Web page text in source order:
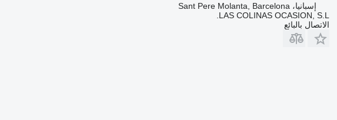
إسبانيا، Sant Pere Molanta, Barcelona
LAS COLINAS OCASION, S.L.
الاتصال بالبائع